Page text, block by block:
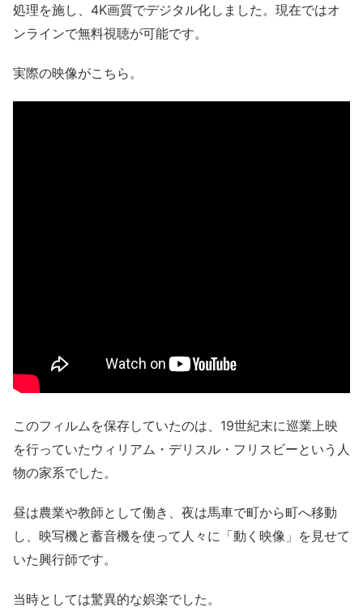
処理を施し、4K画質でデジタル化しました。現在ではオ
ンラインで無料視聴が可能です。
実際の映像がこちら。
このフィルムを保存していたのは、19世紀末に巡業上映
を行っていたウィリアム・デリスル・フリスビーという人
物の家系でした。
昼は農業や教師として働き、夜は馬車で町から町へ移動
し、映写機と蓄音機を使って人々に「動く映像」を見せて
いた興行師です。
当時としては驚異的な娯楽でした。